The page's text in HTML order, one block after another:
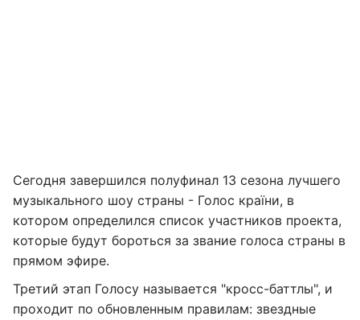
Сегодня завершился полуфинал 13 сезона лучшего
музыкального шоу страны - Голос країни, в
котором определился список участников проекта,
которые будут бороться за звание голоса страны в
прямом эфире.
Третий этап Голосу называется "кросс-баттлы", и
проходит по обновленным правилам: звездные